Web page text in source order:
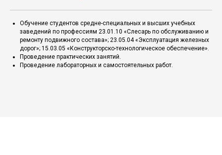
Обучение студентов средне-специальных и высших учебных
заведений по профессиям 23.01.10 «Слесарь по обслуживанию и
ремонту подвижного состава»; 23.05.04 «Эксплуатация железных
дорог»; 15.03.05 «Конструкторско-технологическое обеспечение».
Проведение практических занятий.
Проведение лабораторных и самостоятельных работ.